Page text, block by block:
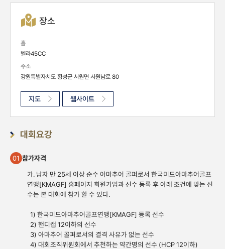
장소
홀
벨라45CC
주소
강원특별자치도 횡성군 서원면 서원남로 80
지도 웹사이트
대회요강
01 참가자격
가. 남자 만 25세 이상 순수 아마추어 골퍼로서 한국미드아마추어골프
연맹[KMAGF] 홈페이지 회원가입과 선수 등록 후 아래 조건에 맞는 선
수는 본 대회에 참가 할 수 있다.
1) 한국미드아마추어골프연맹[KMAGF] 등록 선수
2) 핸디캡 12이하의 선수
3) 아마추어 골퍼로서의 결격 사유가 없는 선수
4) 대회조직위원회에서 추천하는 약간명의 선수 (HCP 12이하)